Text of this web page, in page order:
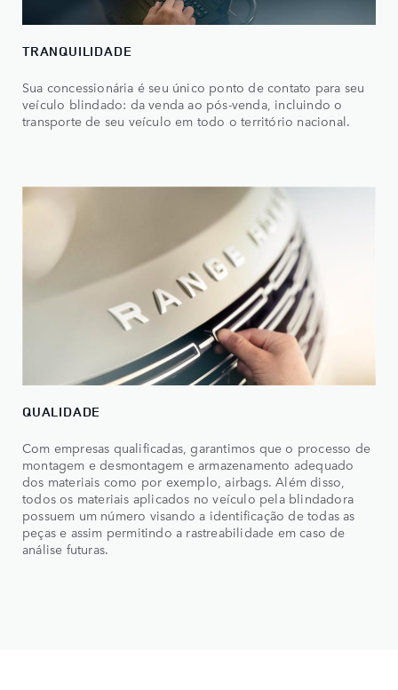
TRANQUILIDADE
Sua concessionária é seu único ponto de contato para seu
veículo blindado: da venda ao pós-venda, incluindo o
transporte de seu veículo em todo o território nacional.
QUALIDADE
Com empresas qualificadas, garantimos que o processo de
montagem e desmontagem e armazenamento adequado
dos materiais como por exemplo, airbags. Além disso,
todos os materiais aplicados no veículo pela blindadora
possuem um número visando a identificação de todas as
peças e assim permitindo a rastreabilidade em caso de
análise futuras.